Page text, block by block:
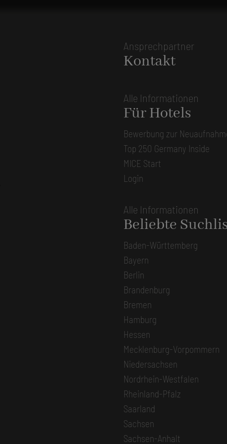
Ansprechpartner
Kontakt
Alle Informationen
Für Hotels
Bewerbung zur
Top 250 Germany Inside
MICE Start
Login
Alle Informationen
Beliebte
Baden-Württemberg
Bayern
Berlin
Brandenburg
Bremen
Hamburg
Hessen
Mecklenburg-Vorpommern
Niedersachsen
Nordrhein-Westfalen
Rheinland-Pfalz
Saarland
Sachsen
Sachsen-Anhalt